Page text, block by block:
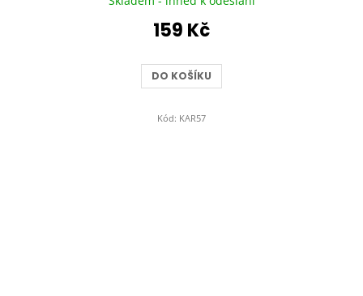
159 Kč
DO KOŠÍKU
Kód: KAR57